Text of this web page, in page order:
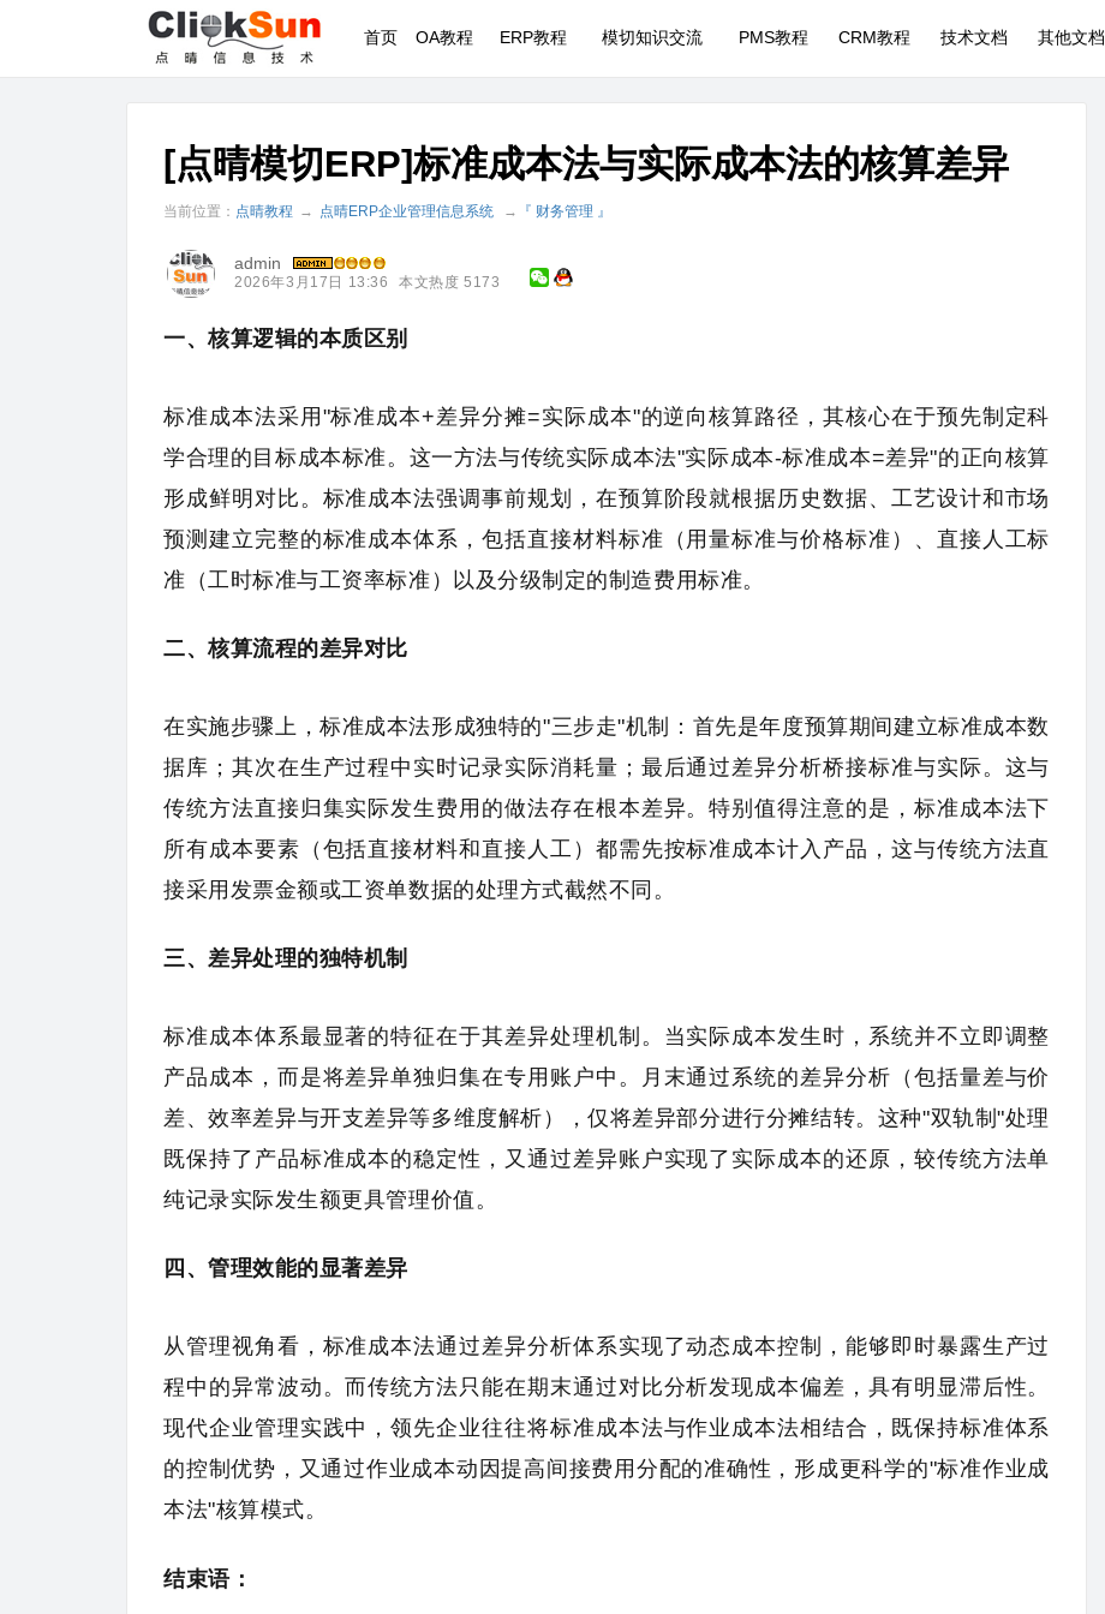
首页 OA教程 ERP教程 模切知识交流 PMS教程 CRM教程 技术文档 其他文档
[点晴模切ERP]标准成本法与实际成本法的核算差异
当前位置： 点晴教程 → 点晴ERP企业管理信息系统 → 『 财务管理 』
admin
2026年3月17日 13:36 本文热度 5173
一、核算逻辑的本质区别
标准成本法采用"标准成本+差异分摊=实际成本"的逆向核算路径，其核心在于预先制定科
学合理的目标成本标准。这一方法与传统实际成本法"实际成本-标准成本=差异"的正向核算
形成鲜明对比。标准成本法强调事前规划，在预算阶段就根据历史数据、工艺设计和市场
预测建立完整的标准成本体系，包括直接材料标准（用量标准与价格标准）、直接人工标
准（工时标准与工资率标准）以及分级制定的制造费用标准。
二、核算流程的差异对比
在实施步骤上，标准成本法形成独特的"三步走"机制：首先是年度预算期间建立标准成本数
据库；其次在生产过程中实时记录实际消耗量；最后通过差异分析桥接标准与实际。这与
传统方法直接归集实际发生费用的做法存在根本差异。特别值得注意的是，标准成本法下
所有成本要素（包括直接材料和直接人工）都需先按标准成本计入产品，这与传统方法直
接采用发票金额或工资单数据的处理方式截然不同。
三、差异处理的独特机制
标准成本体系最显著的特征在于其差异处理机制。当实际成本发生时，系统并不立即调整
产品成本，而是将差异单独归集在专用账户中。月末通过系统的差异分析（包括量差与价
差、效率差异与开支差异等多维度解析），仅将差异部分进行分摊结转。这种"双轨制"处理
既保持了产品标准成本的稳定性，又通过差异账户实现了实际成本的还原，较传统方法单
纯记录实际发生额更具管理价值。
四、管理效能的显著差异
从管理视角看，标准成本法通过差异分析体系实现了动态成本控制，能够即时暴露生产过
程中的异常波动。而传统方法只能在期末通过对比分析发现成本偏差，具有明显滞后性。
现代企业管理实践中，领先企业往往将标准成本法与作业成本法相结合，既保持标准体系
的控制优势，又通过作业成本动因提高间接费用分配的准确性，形成更科学的"标准作业成
本法"核算模式。
结束语：